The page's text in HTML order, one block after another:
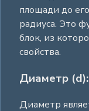
площади до
радиуса. Это
блок, из
свойства.
Диаметр (d):
Диаметр